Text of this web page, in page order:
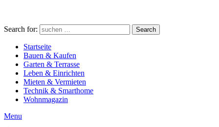
Search for: Search
Startseite
Bauen & Kaufen
Garten & Terrasse
Leben & Einrichten
Mieten & Vermieten
Technik & Smarthome
Wohnmagazin
Menu